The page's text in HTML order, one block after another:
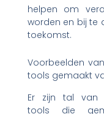
helpen om
worden en bij te
toekomst.
Voorbeelden
tools gemaakt
Er zijn tal van
tools die